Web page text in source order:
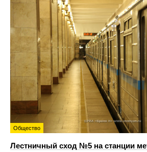
Общество
Лестничный сход №5 на станции